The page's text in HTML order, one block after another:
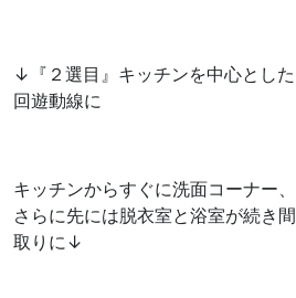
↓『２選目』キッチンを中心とした
回遊動線に
キッチンからすぐに洗面コーナー、
さらに先には脱衣室と浴室が続き間
取りに↓